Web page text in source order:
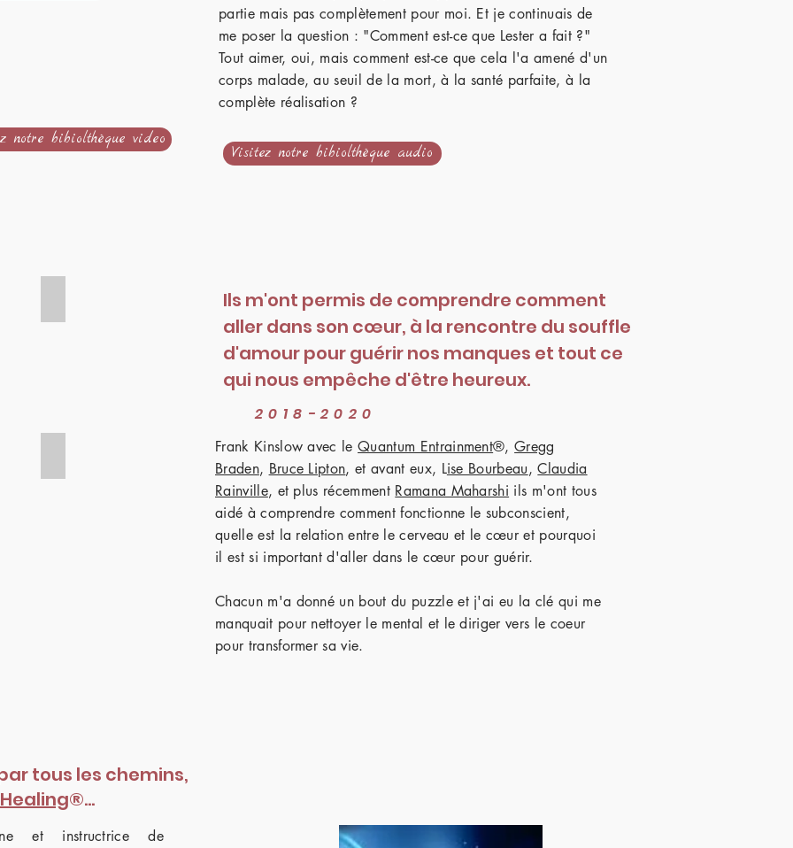
notre bibiolthèque video
partie mais pas complètement pour moi. Et je continuais de
me poser la question : "Comment est-ce que Lester a fait ?"
Tout aimer, oui, mais comment est-ce que cela l'a amené d'un
corps malade, au seuil de la mort, à la santé parfaite, à la
complète réalisation ?
Visitez notre bibiolthèque audio
Ils m'ont permis de comprendre comment
aller dans son cœur, à la rencontre du souffle
d'amour pour guérir nos manques et tout ce
qui nous empêche d'être heureux.
2018-2020
Frank Kinslow avec leQuantum Entrainment®,Gregg
Braden, Bruce Lipton,et avant eux, Lise Bourbeau,Claudia
Rainville, et plus récemment Ramana Maharshi ils m'ont tous
aidé à comprendre comment fonctionne le subconscient,
quelle est la relation entre le cerveau et le cœur et pourquoi
il est si important d'aller dans le cœur pour guérir.
Chacun m'a donné un bout du puzzle et j'ai eu la clé qui me
manquait pour nettoyer le mental et le diriger vers le coeur
pour transformer sa vie.
tous les chemins,
®...
et instructrice de